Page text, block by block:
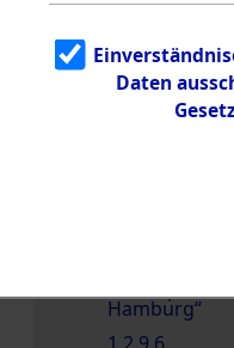
1.2.9.3
Effekten aus
dem KZ
Neuengamm
Hamburg“
Daten